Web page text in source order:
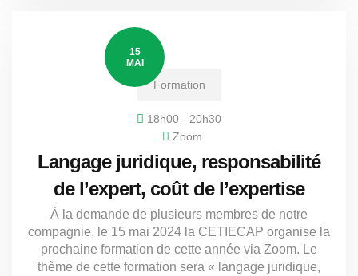
15
MAI
Formation
18h00 - 20h30
Zoom
Langage juridique, responsabilité
de l’expert, coût de l’expertise
À la demande de plusieurs membres de notre
compagnie, le 15 mai 2024 la CETIECAP organise la
prochaine formation de cette année via Zoom. Le
thème de cette formation sera « langage juridique,